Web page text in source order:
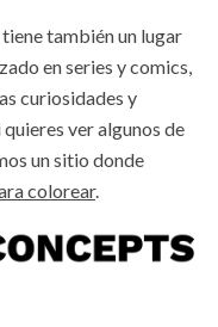
también un lugar
en series y comics,
curiosidades y
ver algunos de
un sitio donde
colorear.